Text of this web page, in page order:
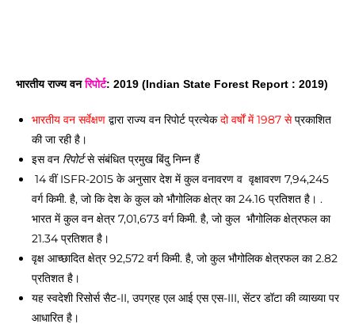
भारतीय राज्य वन रिपोर्ट: 2019 (Indian State Forest Report : 2019)
भारतीय वन सर्वेक्षण द्वारा राज्य वन रिपोर्ट प्रत्येक दो वर्षों में 1987 से प्रकाशित
की जा रही है।
इस वन रिपोर्ट से संबंधित प्रमुख बिंदु निम्न हैं
14 वीं ISFR-2015 के अनुसार देश में कुल वनावरण व  वृक्षावरण 7,94,245
वर्ग किमी. है, जो कि देश के कुल को भौगोलिक क्षेत्र का 24.16 प्रतिशत है। .
भारत में कुल वन क्षेत्र 7,01,673 वर्ग किमी. है, जो कुल  भौगोलिक क्षेत्रफल का
21.34 प्रतिशत है।
वृक्ष आच्छादित क्षेत्र 92,572 वर्ग किमी. है, जो कुल भौगोलिक क्षेत्रफल का 2.82
प्रतिशत है।
यह स्वदेशी रिसोर्स सैट-II, उपग्रह एल आई एस एस-III, सेंटर डॉटा की व्याख्या पर
आधारित है।